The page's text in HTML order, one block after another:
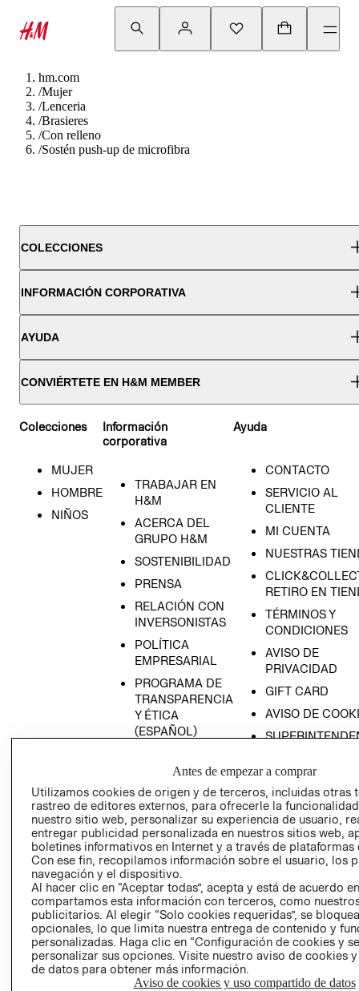
hm.com
/Mujer
/Lenceria
/Brasieres
/Con relleno
/Sostén push-up de microfibra
COLECCIONES
INFORMACIÓN CORPORATIVA
AYUDA
CONVIÉRTETE EN H&M MEMBER
Colecciones
MUJER
HOMBRE
NIÑOS
Información
corporativa
TRABAJAR EN
H&M
ACERCA DEL
GRUPO H&M
SOSTENIBILIDAD
PRENSA
RELACIÓN CON
INVERSONISTAS
POLÍTICA
EMPRESARIAL
PROGRAMA DE
TRANSPARENCIA
Y ÉTICA
(ESPAÑOL)
TRANSPARENCIA
Y ÉTICA (INGLÉS)
Ayuda
CONTACTO
SERVICIO AL
CLIENTE
MI CUENTA
NUESTRAS
RETIRO EN
TÉRMINOS Y
CONDICIONES
AVISO DE
PRIVACIDAD
GIFT CARD
AVISO DE
COMERCIO - SIC
PETICIONES
QUEJAS Y
RECLAMOS
Colombia ($)
CAMBIAR REGIÓN
Antes de empezar a comprar
Utilizamos cookies de origen y de terceros, incluidas otras
rastreo de editores externos, para ofrecerle la
nuestro sitio web, personalizar su experiencia de usuario,
entregar publicidad personalizada en nuestros sitios web,
boletines informativos en Internet y a través de plataformas
Con ese fin, recopilamos información sobre el usuario, los
navegación y el dispositivo.
Al hacer clic en “Aceptar todas”, acepta y está de acuerdo
compartamos esta información con terceros, como
publicitarios. Al elegir “Solo cookies requeridas”, se
opcionales, lo que limita nuestra entrega de contenido y
personalizadas. Haga clic en “Configuración de cookies y
personalizar sus opciones. Visite nuestro aviso de cookies
de datos para obtener más información.
Aviso de cookies y uso compartido de datos